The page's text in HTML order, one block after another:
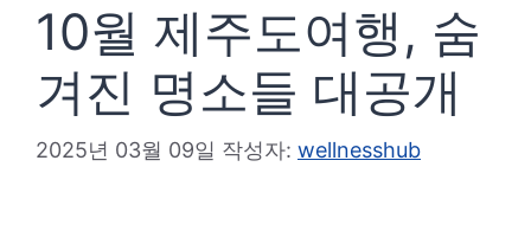
10월 제주도여행, 숨
겨진 명소들 대공개
2025년 03월 09일 작성자: wellnesshub